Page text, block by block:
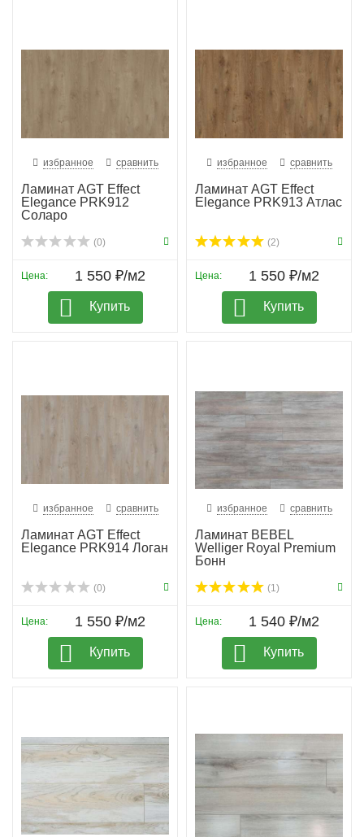
избранное сравнить
Ламинат AGT Effect
Elegance PRK912
Соларо
(0)
Цена: 1 550 ₽/м2
Купить
избранное сравнить
Ламинат AGT Effect
Elegance PRK913 Атлас
(2)
Цена: 1 550 ₽/м2
Купить
избранное сравнить
Ламинат AGT Effect
Elegance PRK914 Логан
(0)
Цена: 1 550 ₽/м2
Купить
избранное сравнить
Ламинат BEBEL
Welliger Royal Premium
Бонн
(1)
Цена: 1 540 ₽/м2
Купить